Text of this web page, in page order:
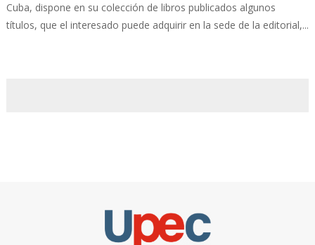
Cuba, dispone en su colección de libros publicados algunos
títulos, que el interesado puede adquirir en la sede de la editorial,...